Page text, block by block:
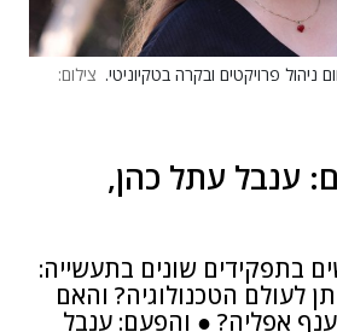
פרויקטים ובקרה בטקיוניטי. צילום:
ענבל עתל כהן,
בתפקידים שונים בתעשייה:
לעולם הטכנולוגיה? והאם
אפליה? ● והפעם: ענבל